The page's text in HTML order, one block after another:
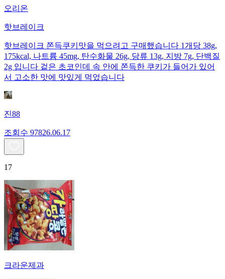
오리온
핫브레이크
핫브레이크 쫀득쿠키맛을 먹으려고 구매했습니다 1개당 38g,
175kcal, 나트륨 45mg, 탄수화물 26g, 당류 13g, 지방 7g, 단백질
2g 입니다 겉은 초코인데 속 안에 쫀득한 쿠키가 들어가 있어
서 고소한 맛에 맛있게 먹었습니다
진88
조회수 97826.06.17
17
크라운제과